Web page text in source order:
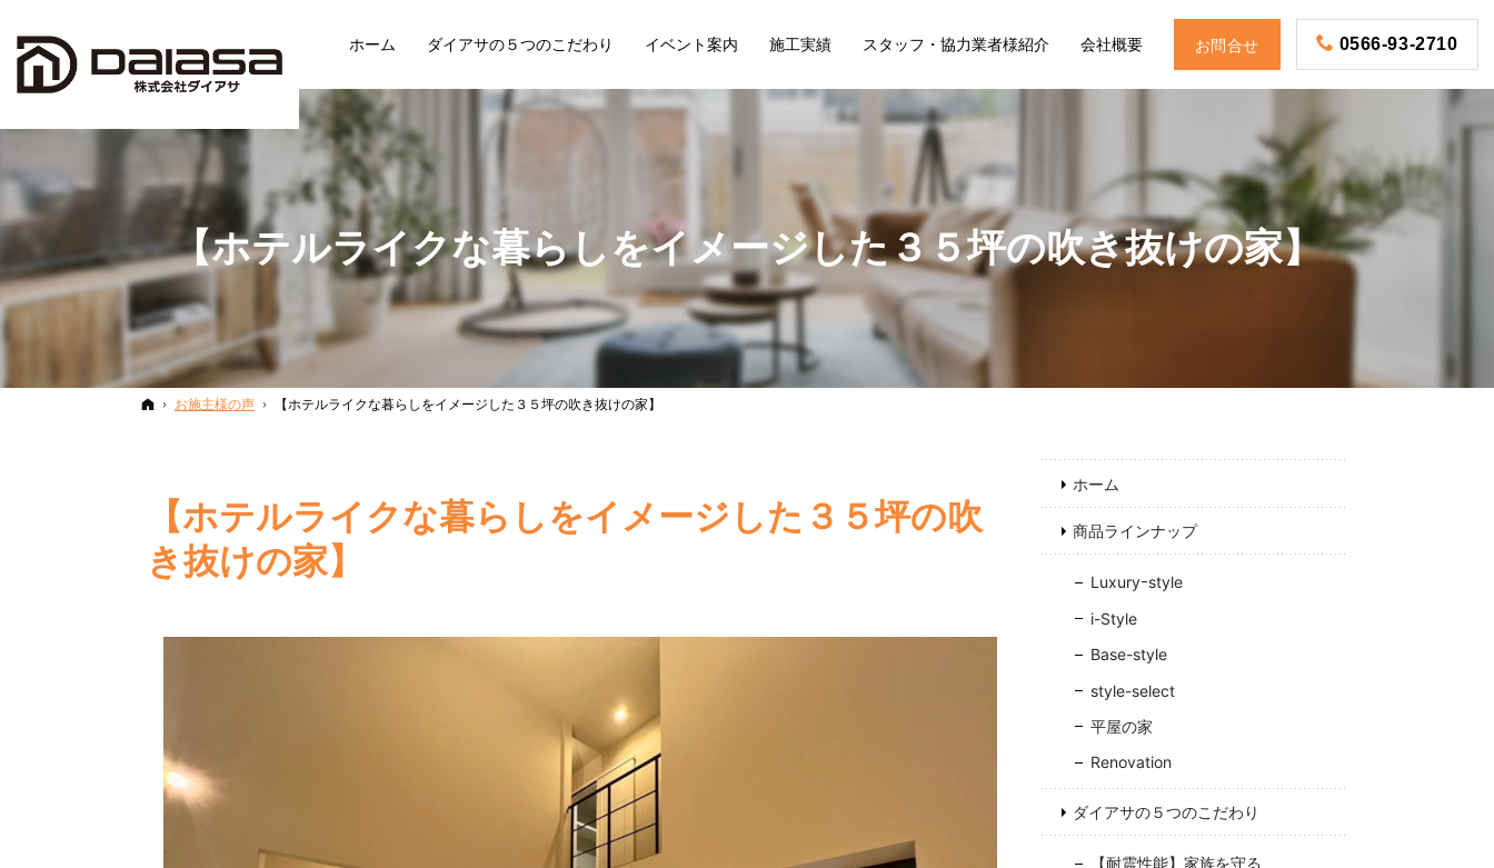
【ホテルライクな暮らしをイメージした３５坪の吹き抜けの家】
ホーム
お施主様の声 【ホテルライクな暮らしをイメージした３５坪の吹き抜けの家】
【ホテルライクな暮らしをイメージした３５坪の吹
き抜けの家】
ホーム
商品ラインナップ
Luxuryｰstyle
i-Style
Base-style
style-select
平屋の家
Renovation
ダイアサの５つのこだわり
【耐震性能】家族を守る
ホーム ダイアサの５つのこだわり イベント案内 施工実績 スタッフ・協力業者様紹介 会社概要 お問合せ 0566-93-2710